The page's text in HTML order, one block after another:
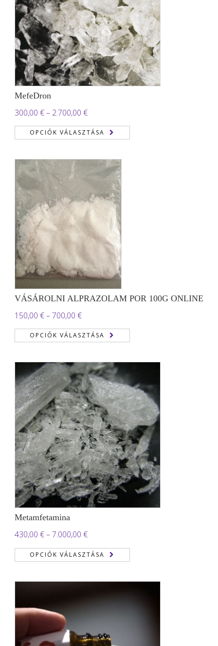
MefeDron
300,00 €– 2.700,00 €Ártartomány:
300,00 €
-
OPCIÓK VÁLASZTÁSA
VÁSÁROLNI ALPRAZOLAM POR 100G ONLINE
150,00 €–700,00 €Ártartomány:
150,00 €
-
OPCIÓK VÁLASZTÁSA
Metamfetamina
430,00 €–7.000,00 €Ártartomány:
430,00 €
-
OPCIÓK VÁLASZTÁSA